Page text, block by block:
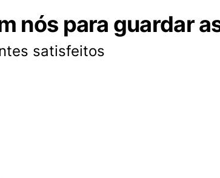
nós para guardar
satisfeitos